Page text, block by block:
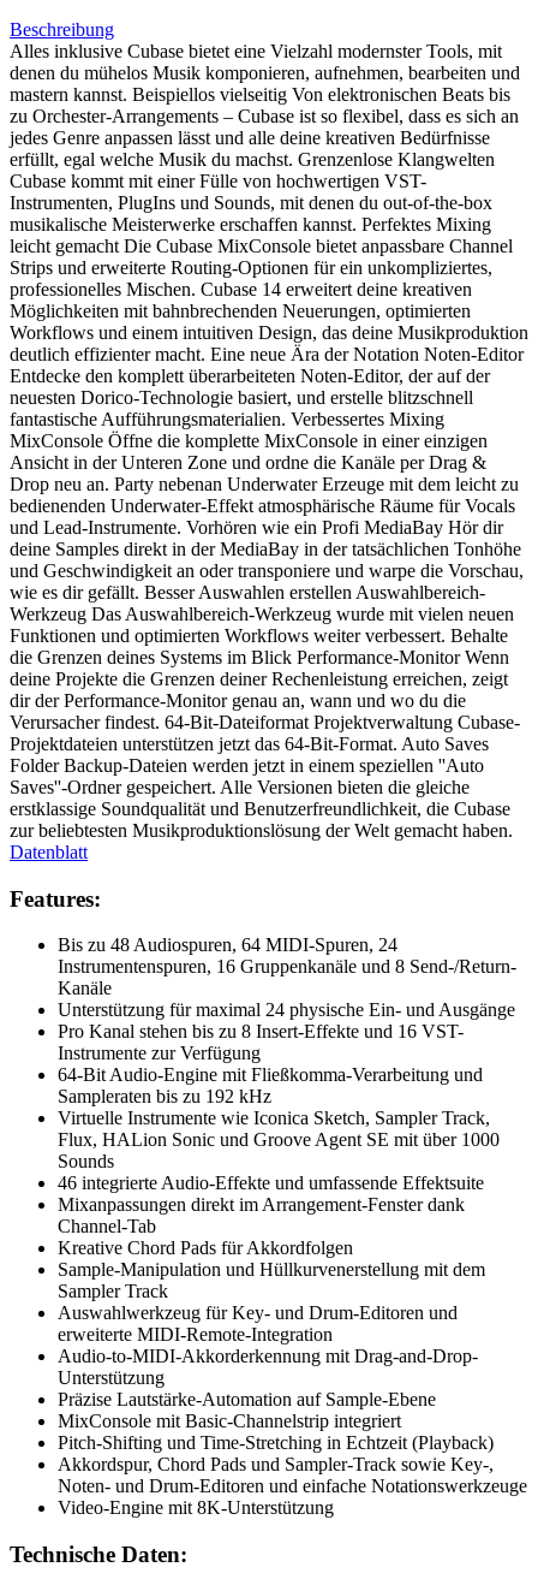
Beschreibung
Alles inklusive Cubase bietet eine Vielzahl modernster Tools, mit
denen du mühelos Musik komponieren, aufnehmen, bearbeiten und
mastern kannst. Beispiellos vielseitig Von elektronischen Beats bis
zu Orchester-Arrangements – Cubase ist so flexibel, dass es sich an
jedes Genre anpassen lässt und alle deine kreativen Bedürfnisse
erfüllt, egal welche Musik du machst. Grenzenlose Klangwelten
Cubase kommt mit einer Fülle von hochwertigen VST-
Instrumenten, PlugIns und Sounds, mit denen du out-of-the-box
musikalische Meisterwerke erschaffen kannst. Perfektes Mixing
leicht gemacht Die Cubase MixConsole bietet anpassbare Channel
Strips und erweiterte Routing-Optionen für ein unkompliziertes,
professionelles Mischen. Cubase 14 erweitert deine kreativen
Möglichkeiten mit bahnbrechenden Neuerungen, optimierten
Workflows und einem intuitiven Design, das deine Musikproduktion
deutlich effizienter macht. Eine neue Ära der Notation Noten-Editor
Entdecke den komplett überarbeiteten Noten-Editor, der auf der
neuesten Dorico-Technologie basiert, und erstelle blitzschnell
fantastische Aufführungsmaterialien. Verbessertes Mixing
MixConsole Öffne die komplette MixConsole in einer einzigen
Ansicht in der Unteren Zone und ordne die Kanäle per Drag &
Drop neu an. Party nebenan Underwater Erzeuge mit dem leicht zu
bedienenden Underwater-Effekt atmosphärische Räume für Vocals
und Lead-Instrumente. Vorhören wie ein Profi MediaBay Hör dir
deine Samples direkt in der MediaBay in der tatsächlichen Tonhöhe
und Geschwindigkeit an oder transponiere und warpe die Vorschau,
wie es dir gefällt. Besser Auswahlen erstellen Auswahlbereich-
Werkzeug Das Auswahlbereich-Werkzeug wurde mit vielen neuen
Funktionen und optimierten Workflows weiter verbessert. Behalte
die Grenzen deines Systems im Blick Performance-Monitor Wenn
deine Projekte die Grenzen deiner Rechenleistung erreichen, zeigt
dir der Performance-Monitor genau an, wann und wo du die
Verursacher findest. 64-Bit-Dateiformat Projektverwaltung Cubase-
Projektdateien unterstützen jetzt das 64-Bit-Format. Auto Saves
Folder Backup-Dateien werden jetzt in einem speziellen ''Auto
Saves''-Ordner gespeichert. Alle Versionen bieten die gleiche
erstklassige Soundqualität und Benutzerfreundlichkeit, die Cubase
zur beliebtesten Musikproduktionslösung der Welt gemacht haben.
Datenblatt
Features:
Bis zu 48 Audiospuren, 64 MIDI-Spuren, 24
Instrumentenspuren, 16 Gruppenkanäle und 8 Send-/Return-
Kanäle
Unterstützung für maximal 24 physische Ein- und Ausgänge
Pro Kanal stehen bis zu 8 Insert-Effekte und 16 VST-
Instrumente zur Verfügung
64-Bit Audio-Engine mit Fließkomma-Verarbeitung und
Sampleraten bis zu 192 kHz
Virtuelle Instrumente wie Iconica Sketch, Sampler Track,
Flux, HALion Sonic und Groove Agent SE mit über 1000
Sounds
46 integrierte Audio-Effekte und umfassende Effektsuite
Mixanpassungen direkt im Arrangement-Fenster dank
Channel-Tab
Kreative Chord Pads für Akkordfolgen
Sample-Manipulation und Hüllkurvenerstellung mit dem
Sampler Track
Auswahlwerkzeug für Key- und Drum-Editoren und
erweiterte MIDI-Remote-Integration
Audio-to-MIDI-Akkorderkennung mit Drag-and-Drop-
Unterstützung
Präzise Lautstärke-Automation auf Sample-Ebene
MixConsole mit Basic-Channelstrip integriert
Pitch-Shifting und Time-Stretching in Echtzeit (Playback)
Akkordspur, Chord Pads und Sampler-Track sowie Key-,
Noten- und Drum-Editoren und einfache Notationswerkzeuge
Video-Engine mit 8K-Unterstützung
Technische Daten: